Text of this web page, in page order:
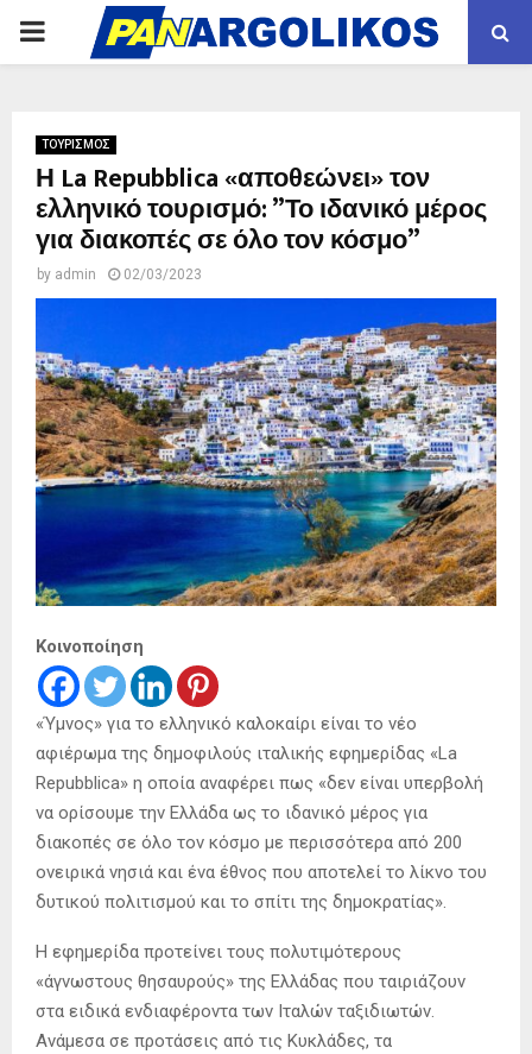
PRIMARY
ΤΟΥΡΙΣΜΟΣ
Η La Repubblica «αποθεώνει» τον
ελληνικό τουρισμό: ”Το ιδανικό μέρος
για διακοπές σε όλο τον κόσμο”
by admin 02/03/2023
Κοινοποίηση
«Ύμνος» για το ελληνικό καλοκαίρι είναι το νέο
αφιέρωμα της δημοφιλούς ιταλικής εφημερίδας «La
Repubblica» η οποία αναφέρει πως «δεν είναι υπερβολή
να ορίσουμε την Ελλάδα ως το ιδανικό μέρος για
διακοπές σε όλο τον κόσμο με περισσότερα από 200
ονειρικά νησιά και ένα έθνος που αποτελεί το λίκνο του
δυτικού πολιτισμού και το σπίτι της δημοκρατίας».
Η εφημερίδα προτείνει τους πολυτιμότερους
«άγνωστους θησαυρούς» της Ελλάδας που ταιριάζουν
στα ειδικά ενδιαφέροντα των Ιταλών ταξιδιωτών.
Ανάμεσα σε προτάσεις από τις Κυκλάδες, τα